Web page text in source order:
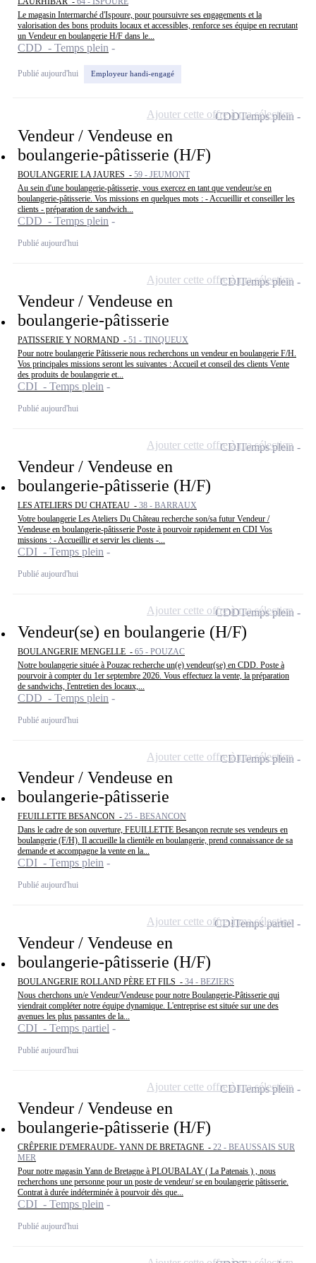
Le magasin Intermarché d'Ispoure, pour poursuivre ses engagements et la
valorisation des bons produits locaux et accessibles, renforce ses équipe en recrutant
un Vendeur en boulangerie H/F dans le...
CDD - Temps plein
Publié aujourd'hui Employeur handi-engagé
Vendeur / Vendeuse en
boulangerie-pâtisserie (H/F)
BOULANGERIE LA JAURES - 59 - JEUMONT
Au sein d'une boulangerie-pâtisserie, vous exercez en tant que vendeur/se en
boulangerie-pâtisserie. Vos missions en quelques mots : - Accueillir et conseiller les
clients - préparation de sandwich...
CDD - Temps plein
Publié aujourd'hui
CDDTemps plein
Ajouter cette offre à ma sélection
Vendeur / Vendeuse en
boulangerie-pâtisserie
PATISSERIE Y NORMAND - 51 - TINQUEUX
Pour notre boulangerie Pâtisserie nous recherchons un vendeur en boulangerie F/H.
Vos principales missions seront les suivantes : Accueil et conseil des clients Vente
des produits de boulangerie et...
CDI - Temps plein
Publié aujourd'hui
CDITemps plein
Ajouter cette offre à ma sélection
Vendeur / Vendeuse en
boulangerie-pâtisserie (H/F)
LES ATELIERS DU CHATEAU - 38 - BARRAUX
Votre boulangerie Les Ateliers Du Château recherche son/sa futur Vendeur /
Vendeuse en boulangerie-pâtisserie Poste à pourvoir rapidement en CDI Vos
missions : - Accueillir et servir les clients -...
CDI - Temps plein
Publié aujourd'hui
CDITemps plein
Ajouter cette offre à ma sélection
Vendeur(se) en boulangerie (H/F)
BOULANGERIE MENGELLE - 65 - POUZAC
Notre boulangerie située à Pouzac recherche un(e) vendeur(se) en CDD. Poste à
pourvoir à compter du 1er septembre 2026. Vous effectuez la vente, la préparation
de sandwichs, l'entretien des locaux,...
CDD - Temps plein
Publié aujourd'hui
CDDTemps plein
Ajouter cette offre à ma sélection
Vendeur / Vendeuse en
boulangerie-pâtisserie
FEUILLETTE BESANCON - 25 - BESANCON
Dans le cadre de son ouverture, FEUILLETTE Besançon recrute ses vendeurs en
boulangerie (F/H). Il accueille la clientèle en boulangerie, prend connaissance de sa
demande et accompagne la vente en la...
CDI - Temps plein
Publié aujourd'hui
CDITemps plein
Ajouter cette offre à ma sélection
Vendeur / Vendeuse en
boulangerie-pâtisserie (H/F)
BOULANGERIE ROLLAND PÈRE ET FILS - 34 - BEZIERS
Nous cherchons un/e Vendeur/Vendeuse pour notre Boulangerie-Pâtisserie qui
viendrait compléter notre équipe dynamique. L'entreprise est située sur une des
avenues les plus passantes de la...
CDI - Temps partiel
Publié aujourd'hui
CDITemps partiel
Ajouter cette offre à ma sélection
Vendeur / Vendeuse en
boulangerie-pâtisserie (H/F)
CRÊPERIE D'EMERAUDE- YANN DE BRETAGNE - 22 - BEAUSSAIS SUR
MER
Pour notre magasin Yann de Bretagne à PLOUBALAY ( La Patenais ) , nous
recherchons une personne pour un poste de vendeur/ se en boulangerie pâtisserie.
Contrat à durée indéterminée à pourvoir dès que...
CDI - Temps plein
Publié aujourd'hui
CDITemps plein
Ajouter cette offre à ma sélection